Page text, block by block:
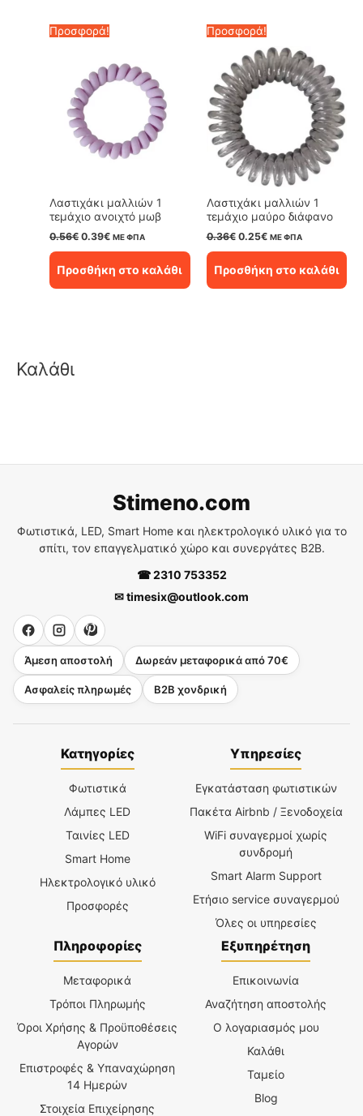
Προσφορά!
Λαστιχάκι μαλλιών 1
τεμάχιο ανοιχτό μωβ
0.56€ Original
0.56€.
0.39€Η
είναι:
0.39€.
ΜΕ ΦΠΑ
Προσθήκη στο καλάθι
Προσφορά!
Λαστιχάκι μαλλιών 1
τεμάχιο μαύρο διάφανο
0.36€ Original
0.36€.
0.25€Η
είναι:
0.25€.
ΜΕ ΦΠΑ
Προσθήκη στο καλάθι
Καλάθι
Stimeno.com
Φωτιστικά, LED, Smart Home και ηλεκτρολογικό υλικό για το
σπίτι, τον επαγγελματικό χώρο και συνεργάτες B2B.
☎ 2310 753352
✉ timesix@outlook.com
Άμεση αποστολή Δωρεάν μεταφορικά από 70€
Ασφαλείς πληρωμές B2B χονδρική
Κατηγορίες
Φωτιστικά
Λάμπες LED
Ταινίες LED
Smart Home
Ηλεκτρολογικό υλικό
Προσφορές
Υπηρεσίες
Εγκατάσταση φωτιστικών
Πακέτα Airbnb / Ξενοδοχεία
WiFi συναγερμοί χωρίς
συνδρομή
Smart Alarm Support
Ετήσιο service συναγερμού
Όλες οι υπηρεσίες
Πληροφορίες
Μεταφορικά
Τρόποι Πληρωμής
Όροι Χρήσης & Προϋποθέσεις
Αγορών
Επιστροφές & Υπαναχώρηση
14 Ημερών
Στοιχεία Επιχείρησης
Εξυπηρέτηση
Επικοινωνία
Αναζήτηση αποστολής
Ο λογαριασμός μου
Καλάθι
Ταμείο
Blog